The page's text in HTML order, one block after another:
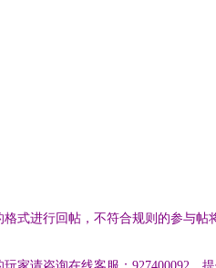
式进行回帖，不符合规则的参与帖